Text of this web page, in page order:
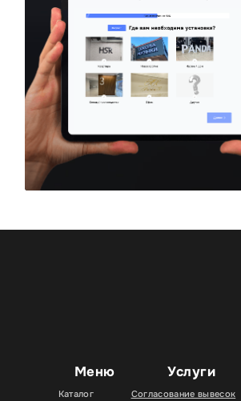
Меню
Каталог
Услуги
Согласование вывесок